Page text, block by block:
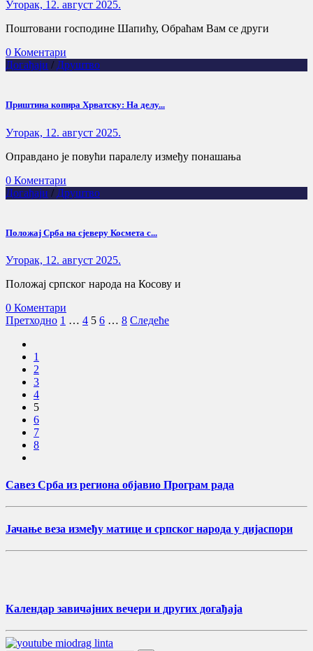
Уторак, 12. август 2025.
Поштовани господине Шапићу, Обраћам Вам се други
0 Коментари
Догађаји / Друштво
Приштина копира Хрватску: На делу...
Уторак, 12. август 2025.
Оправдано је повући паралелу између понашања
0 Коментари
Догађаји / Друштво
Положај Срба на сјеверу Космета с...
Уторак, 12. август 2025.
Положај српског народа на Косову и
0 Коментари
Пагинација
чланака
Претходно 1 … 4 5 6 … 8 Следеће
1
2
3
4
5
6
7
8
Савез Срба из региона објавио Програм рада
Јачање веза између матице и српског народа у дијаспори
Календар завичајних вечери и других догађаја